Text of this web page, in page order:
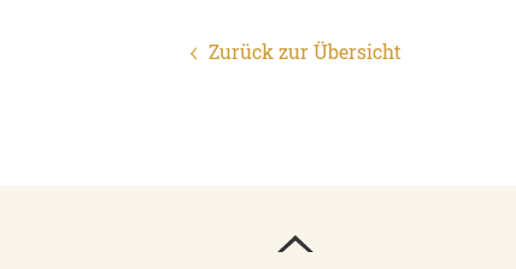
Zurück zur Übersicht